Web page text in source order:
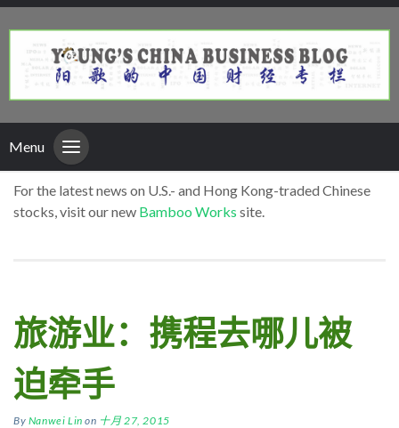
Menu
For the latest news on U.S.- and Hong Kong-traded Chinese
stocks, visit our new Bamboo Works site.
旅游业：携程去哪儿被
迫牵手
By Nanwei Lin on 十月 27, 2015